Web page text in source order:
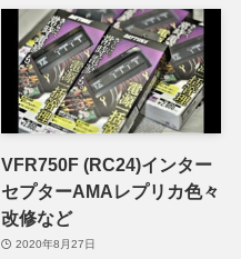
VFR750F (RC24)インター
セプターAMAレプリカ色々
改修など
2020年8月27日